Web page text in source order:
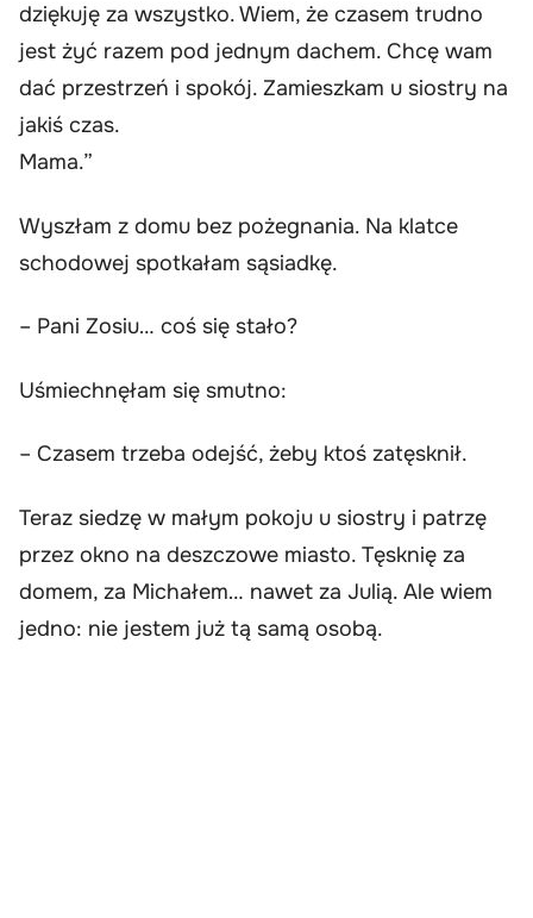
dziękuję za wszystko. Wiem, że czasem trudno
jest żyć razem pod jednym dachem. Chcę wam
dać przestrzeń i spokój. Zamieszkam u siostry na
jakiś czas.
Mama.”
Wyszłam z domu bez pożegnania. Na klatce
schodowej spotkałam sąsiadkę.
– Pani Zosiu… coś się stało?
Uśmiechnęłam się smutno:
– Czasem trzeba odejść, żeby ktoś zatęsknił.
Teraz siedzę w małym pokoju u siostry i patrzę
przez okno na deszczowe miasto. Tęsknię za
domem, za Michałem… nawet za Julią. Ale wiem
jedno: nie jestem już tą samą osobą.